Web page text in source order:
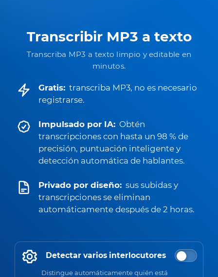
Transcribir MP3 a texto
Transcriba MP3 a texto limpio y editable en
minutos.
Gratis: transcriba MP3, no es necesario
registrarse.
Impulsado por IA: Obtén
transcripciones con hasta un 98 % de
precisión, puntuación inteligente y
detección automática de hablantes.
Privado por diseño: sus subidas y
transcripciones se eliminan
automáticamente después de 2 horas.
Detectar varios interlocutores
Distingue automáticamente quién está